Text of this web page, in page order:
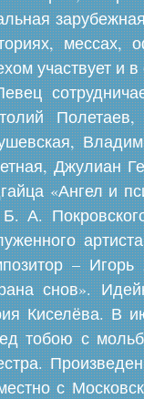
мессах,
участвует и
Джулиан
«Ангел и
А.
–
снов».
Киселёва. В
тобою с
с